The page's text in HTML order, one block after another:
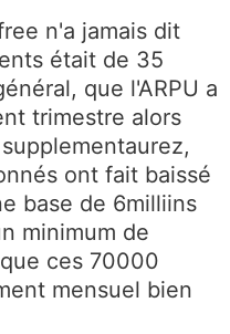
n'a jamais dit
était de 35
que l'ARPU a
trimestre alors
ont fait baissé
base de 6milliins
minimum de
ces 70000
mensuel bien